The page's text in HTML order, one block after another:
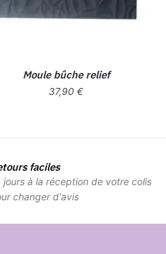
Moule bûche relief
37,90€
faciles
jours à la réception de votre colis
changer d'avis